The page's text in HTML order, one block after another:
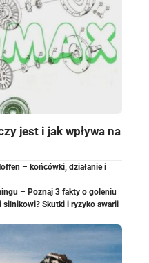
jest i jak wpływa na
– końcówki, działanie i
– Poznaj 3 fakty o goleniu
silnikowi? Skutki i ryzyko awarii